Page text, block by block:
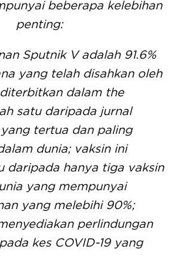
beberapa kelebihan
penting:
Sputnik V adalah 91.6%
yang telah disahkan oleh
dalam the
satu daripada jurnal
tertua dan paling
dunia; vaksin ini
daripada hanya tiga vaksin
yang mempunyai
yang melebihi 90%;
perlindungan
kes COVID-19 yang